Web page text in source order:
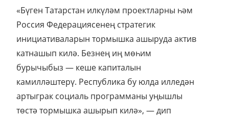
«Бүген Татарстан илкүләм проектларны һәм
Россия Федерациясенең стратегик
инициативаларын тормышка ашыруда актив
катнашып килә. Безнең иң мөһим
бурычыбыз — кеше капиталын
камилләштерү. Республика бу юлда илледән
артыграк социаль программаны уңышлы
төстә тормышка ашырып килә», — дип